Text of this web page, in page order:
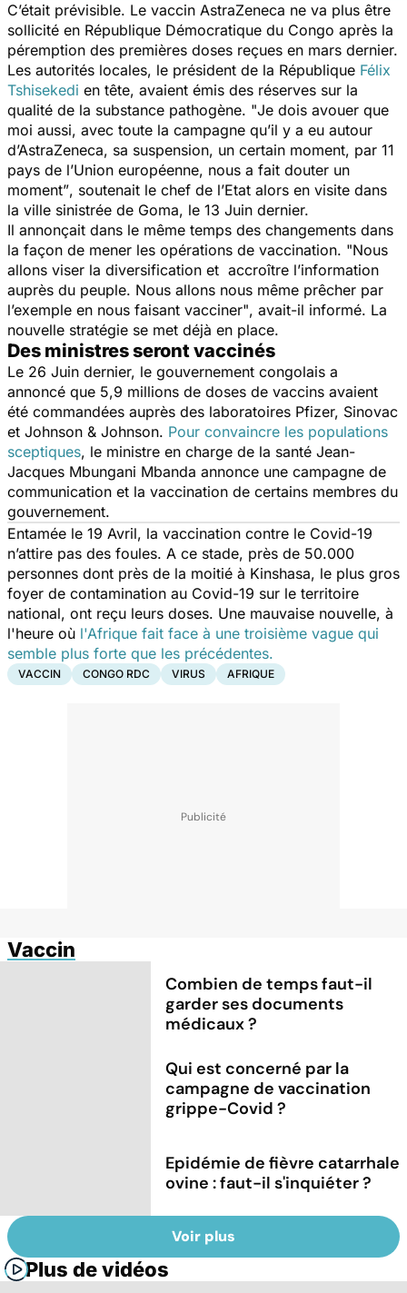
C’était prévisible. Le vaccin AstraZeneca ne va plus être
sollicité en République Démocratique du Congo après la
péremption des premières doses reçues en mars dernier.
Les autorités locales, le président de la République Félix
Tshisekedi en tête, avaient émis des réserves sur la
qualité de la substance pathogène. "Je dois avouer que
moi aussi, avec toute la campagne qu’il y a eu autour
d’AstraZeneca, sa suspension, un certain moment, par 11
pays de l’Union européenne, nous a fait douter un
moment”, soutenait le chef de l’Etat alors en visite dans
la ville sinistrée de Goma, le 13 Juin dernier.
Il annonçait dans le même temps des changements dans
la façon de mener les opérations de vaccination. "Nous
allons viser la diversification et accroître l’information
auprès du peuple. Nous allons nous même prêcher par
l’exemple en nous faisant vacciner", avait-il informé. La
nouvelle stratégie se met déjà en place.
Des ministres seront vaccinés
Le 26 Juin dernier, le gouvernement congolais a
annoncé que 5,9 millions de doses de vaccins avaient
été commandées auprès des laboratoires Pfizer, Sinovac
et Johnson & Johnson. Pour convaincre les populations
sceptiques, le ministre en charge de la santé Jean-
Jacques Mbungani Mbanda annonce une campagne de
communication et la vaccination de certains membres du
gouvernement.
Entamée le 19 Avril, la vaccination contre le Covid-19
n’attire pas des foules. A ce stade, près de 50.000
personnes dont près de la moitié à Kinshasa, le plus gros
foyer de contamination au Covid-19 sur le territoire
national, ont reçu leurs doses. Une mauvaise nouvelle, à
l'heure où l'Afrique fait face à une troisième vague qui
semble plus forte que les précédentes.
VACCIN CONGO RDC VIRUS AFRIQUE
Vaccin
Combien de temps faut-il
garder ses documents
médicaux ?
Qui est concerné par la
campagne de vaccination
grippe-Covid ?
Epidémie de fièvre catarrhale
ovine : faut-il s'inquiéter ?
Voir plus
Plus de vidéos